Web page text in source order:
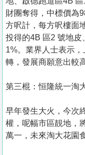
財團奪得，中標價為
方呎計，每方呎樓面
投得的4B 區2 號地皮
1%。業界人士表示
轉，發展商願意出較
第三棍：恒隆統一淘
早年發生大火，今次
權，呢幅市區靚地，
萬一，未來淘大花園